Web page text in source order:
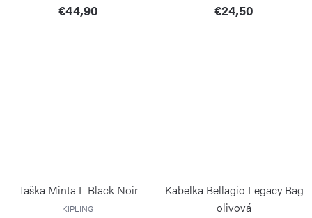
€44,90 €24,50
Taška Minta L Black Noir
KIPLING
Kabelka Bellagio Legacy Bag
olivová